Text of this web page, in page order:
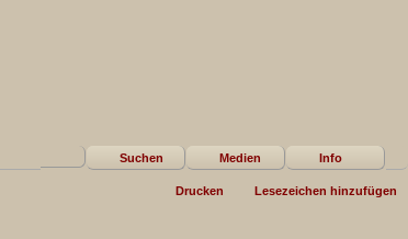
Suchen Medien Info
Drucken Lesezeichen hinzufügen